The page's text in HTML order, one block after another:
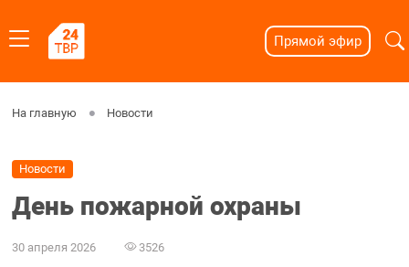
Прямой эфир
На главную Новости
Новости
День пожарной охраны
30 апреля 2026 3526